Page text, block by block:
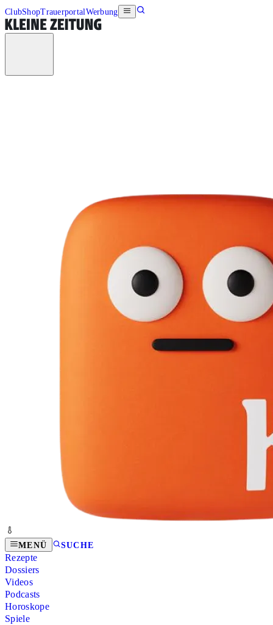
ClubShopTrauerportalWerbung
MENÜ SUCHE
Rezepte
Dossiers
Videos
Podcasts
Horoskope
Spiele